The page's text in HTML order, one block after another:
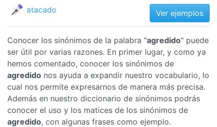
atacado Ver ejemplos
Conocer los sinónimos de la palabra "agredido" puede
ser útil por varias razones. En primer lugar, y como ya
hemos comentado, conocer los sinónimos de
agredido nos ayuda a expandir nuestro vocabulario, lo
cual nos permite expresarnos de manera más precisa.
Además en nuestro diccionario de sinónimos podrás
conocer el uso y los matices de los sinónimos de
agredido, con algunas frases como ejemplo.